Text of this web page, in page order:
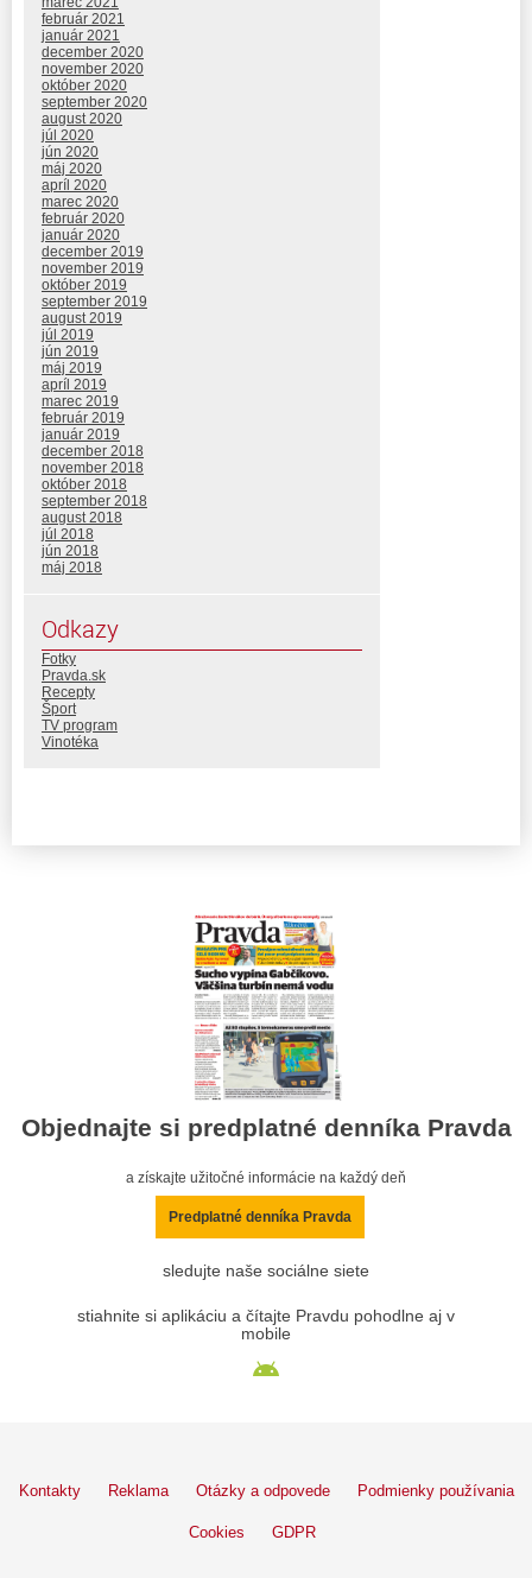
február 2021
január 2021
december 2020
november 2020
október 2020
september 2020
august 2020
júl 2020
jún 2020
máj 2020
apríl 2020
marec 2020
február 2020
január 2020
december 2019
november 2019
október 2019
september 2019
august 2019
júl 2019
jún 2019
máj 2019
apríl 2019
marec 2019
február 2019
január 2019
december 2018
november 2018
október 2018
september 2018
august 2018
júl 2018
jún 2018
máj 2018
Odkazy
Fotky
Pravda.sk
Recepty
Šport
TV program
Vinotéka
Objednajte si predplatné denníka Pravda
a získajte užitočné informácie na každý deň
Predplatné denníka Pravda
sledujte naše sociálne siete
stiahnite si aplikáciu a čítajte Pravdu pohodlne aj v
mobile
Kontakty Reklama Otázky a odpovede Podmienky používania
Cookies GDPR